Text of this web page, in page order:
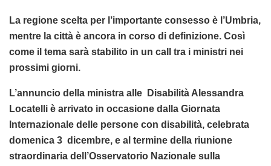
La regione scelta per l’importante consesso è l’Umbria,
mentre la città è ancora in corso di definizione. Così
come il tema sarà stabilito in un call tra i ministri nei
prossimi giorni.
L’annuncio della ministra alle Disabilità Alessandra
Locatelli è arrivato in occasione dalla Giornata
Internazionale delle persone con disabilità, celebrata
domenica 3 dicembre, e al termine della riunione
straordinaria dell’Osservatorio Nazionale sulla